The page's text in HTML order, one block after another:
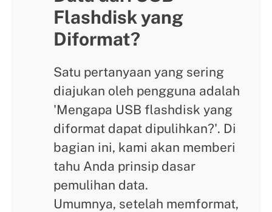
Flashdisk yang
Diformat?
Satu pertanyaan yang sering
diajukan oleh pengguna adalah
'Mengapa USB flashdisk yang
diformat dapat dipulihkan?'. Di
bagian ini, kami akan memberi
tahu Anda prinsip dasar
pemulihan data.
Umumnya, setelah memformat,